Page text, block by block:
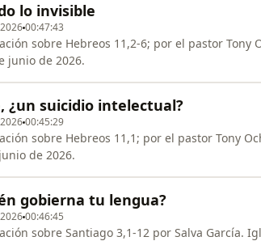
lo invisible
00:47:43
sobre Hebreos 11,2-6; por el pastor Tony
junio de 2026.
¿un suicidio intelectual?
00:45:29
sobre Hebreos 11,1; por el pastor Tony
de 2026.
gobierna tu lengua?
00:46:45
sobre Santiago 3,1-12 por Salva García.